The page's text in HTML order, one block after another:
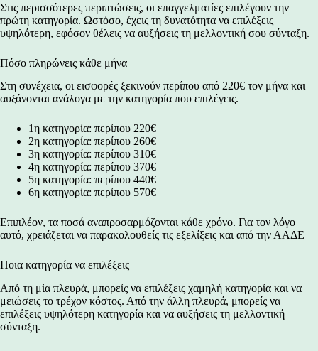
Στις περισσότερες περιπτώσεις, οι επαγγελματίες επιλέγουν την
πρώτη κατηγορία. Ωστόσο, έχεις τη δυνατότητα να επιλέξεις
υψηλότερη, εφόσον θέλεις να αυξήσεις τη μελλοντική σου σύνταξη.
Πόσο πληρώνεις κάθε μήνα
Στη συνέχεια, οι εισφορές ξεκινούν περίπου από 220€ τον μήνα και
αυξάνονται ανάλογα με την κατηγορία που επιλέγεις.
1η κατηγορία: περίπου 220€
2η κατηγορία: περίπου 260€
3η κατηγορία: περίπου 310€
4η κατηγορία: περίπου 370€
5η κατηγορία: περίπου 440€
6η κατηγορία: περίπου 570€
Επιπλέον, τα ποσά αναπροσαρμόζονται κάθε χρόνο. Για τον λόγο
αυτό, χρειάζεται να παρακολουθείς τις εξελίξεις και από την ΑΑΔΕ
Ποια κατηγορία να επιλέξεις
Από τη μία πλευρά, μπορείς να επιλέξεις χαμηλή κατηγορία και να
μειώσεις το τρέχον κόστος. Από την άλλη πλευρά, μπορείς να
επιλέξεις υψηλότερη κατηγορία και να αυξήσεις τη μελλοντική
σύνταξη.